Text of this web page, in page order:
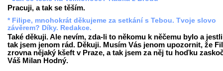
Pracuji, a tak se těším.
* Filipe, mnohokrát děkujeme za setkání s Tebou. Tvoje slovo
závěrem? Díky. Redakce.
Také děkuji. Ale nevím, zda-li to někomu k něčemu bylo a
tak jsem jenom rád. Děkuji. Musím Vás jenom upozornit, že
zrovna nějaký kšeft v Praze, a tak jsem za něj tu hoďku
Váš Milan Hodný.